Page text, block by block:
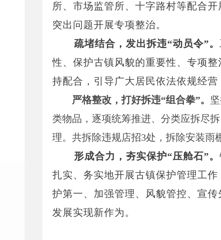
所、市场监管所、十字路村等配合
突出问题开展专项整治。
疏堵结合，发出拆违“动员令”。
性、保护古镇风貌的重要性、专项
持配合，引导广大居民依法依规经
严格整改，打好拆违“组合拳”。
类物品，逐项统筹推进、分类应拆尽
理。共拆除违规店招3处，拆除安装雨
形成合力，夯实保护“压舱石”。
扎实、务实地开展古镇保护管理工
护第一、加强管理、风貌管控、宣
发展实现新作为。